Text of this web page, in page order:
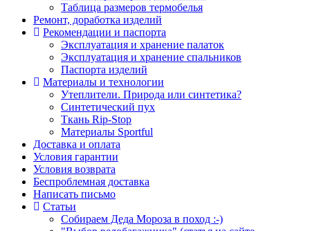
Таблица размеров термобелья
Ремонт, доработка изделий
Рекомендации и паспорта
Эксплуатация и хранение палаток
Эксплуатация и хранение спальников
Паспорта изделий
Материалы и технологии
Утеплители. Природа или синтетика?
Синтетический пух
Ткань Rip-Stop
Материалы Sportful
Доставка и оплата
Условия гарантии
Условия возврата
Беспроблемная доставка
Написать письмо
Статьи
Собираем Деда Мороза в поход :-)